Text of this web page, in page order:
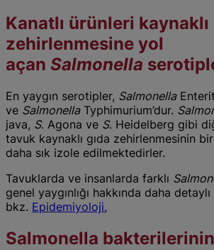
Kanatlı ürünleri kaynaklı
zehirlenmesine yol
açan Salmonella
En yaygın serotipler, Salmonella
ve SalmonellaTyphimurium’dur.
java, S. Agona ve S. Heidelberg gibi
tavuk kaynaklı gıda zehirlenmesinin
daha sık izole edilmektedirler.
Tavuklarda ve insanlarda farklı
genel yaygınlığı hakkında daha
bkz. Epidemiyoloji.
Salmonella bakterilerinin